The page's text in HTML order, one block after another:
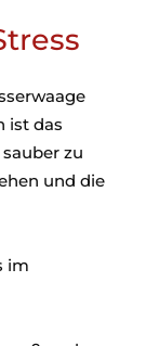
ist das
zu
und die
im